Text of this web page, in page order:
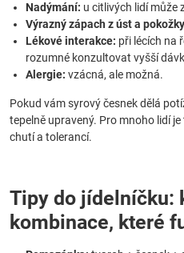
Nadýmání: u citlivých lidí může
Výrazný zápach z úst a
Lékové interakce: při lécích na
rozumné konzultovat vyšší
Alergie: vzácná, ale možná.
Pokud vám syrový česnek dělá
tepelně upravený. Pro mnoho lidí
chutí a tolerancí.
Tipy do jídelníčku:
kombinace, které